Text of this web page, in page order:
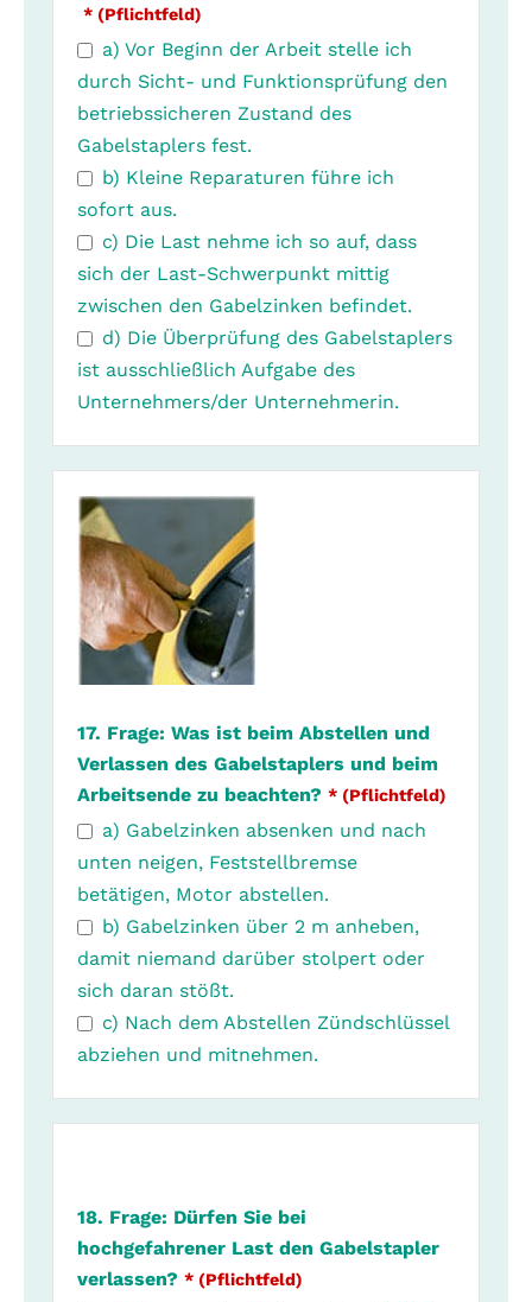
* (Pflichtfeld)
a) Vor Beginn der Arbeit stelle ich
durch Sicht- und Funktionsprüfung den
betriebssicheren Zustand des
Gabelstaplers fest.
b) Kleine Reparaturen führe ich
sofort aus.
c) Die Last nehme ich so auf, dass
sich der Last-Schwerpunkt mittig
zwischen den Gabelzinken befindet.
d) Die Überprüfung des Gabelstaplers
ist ausschließlich Aufgabe des
Unternehmers/der Unternehmerin.
17. Frage: Was ist beim Abstellen und
Verlassen des Gabelstaplers und beim
Arbeitsende zu beachten? * (Pflichtfeld)
a) Gabelzinken absenken und nach
unten neigen, Feststellbremse
betätigen, Motor abstellen.
b) Gabelzinken über 2 m anheben,
damit niemand darüber stolpert oder
sich daran stößt.
c) Nach dem Abstellen Zündschlüssel
abziehen und mitnehmen.
18. Frage: Dürfen Sie bei
hochgefahrener Last den Gabelstapler
verlassen? * (Pflichtfeld)